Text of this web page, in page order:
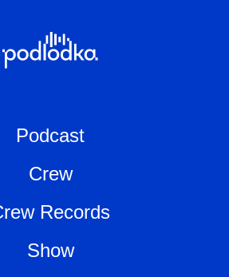
Podcast
Crew
Records
Show